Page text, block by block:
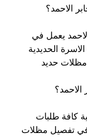
الاحمد؟
يعمل في
الحديدية
حديد
الاحمد؟
كافة طلبات
في تفصيل مظلات